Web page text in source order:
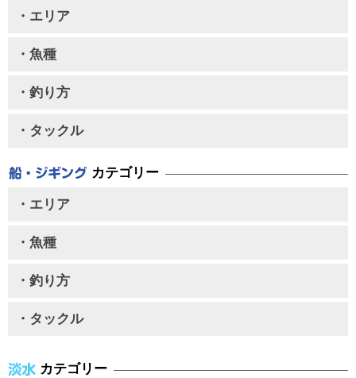
・エリア
・魚種
・釣り方
・タックル
カテゴリー
・エリア
・魚種
・釣り方
・タックル
カテゴリー